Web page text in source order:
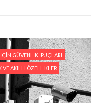
GÜVENLIK İPUÇLARI
AKILLI ÖZELLIKLER